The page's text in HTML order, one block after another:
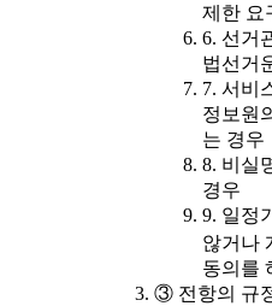
제한 요
6. 선거
법선거
7. 서비
정보원
는 경우
8. 비실
경우
9. 일정
않거나
동의를
③ 전항의 규